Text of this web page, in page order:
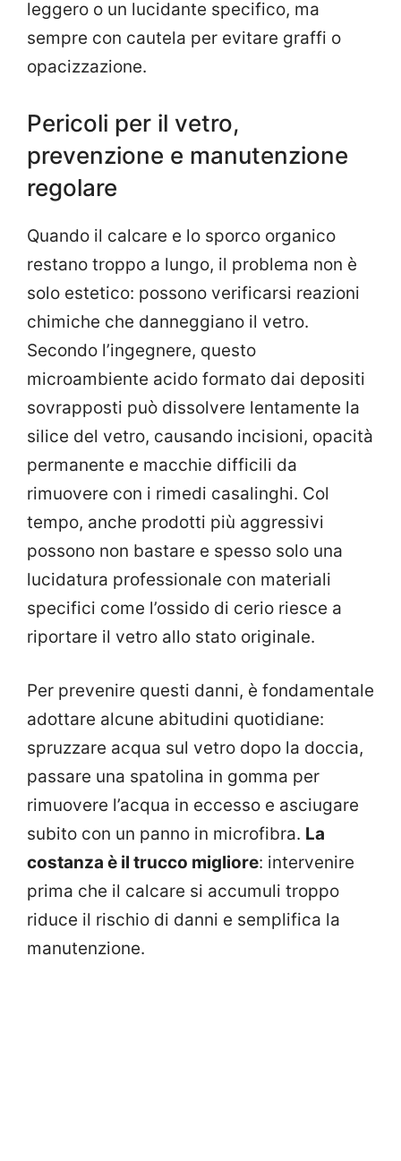
leggero o un lucidante specifico, ma
sempre con cautela per evitare graffi o
opacizzazione.
Pericoli per il vetro,
prevenzione e manutenzione
regolare
Quando il calcare e lo sporco organico
restano troppo a lungo, il problema non è
solo estetico: possono verificarsi reazioni
chimiche che danneggiano il vetro.
Secondo l’ingegnere, questo
microambiente acido formato dai depositi
sovrapposti può dissolvere lentamente la
silice del vetro, causando incisioni, opacità
permanente e macchie difficili da
rimuovere con i rimedi casalinghi. Col
tempo, anche prodotti più aggressivi
possono non bastare e spesso solo una
lucidatura professionale con materiali
specifici come l’ossido di cerio riesce a
riportare il vetro allo stato originale.
Per prevenire questi danni, è fondamentale
adottare alcune abitudini quotidiane:
spruzzare acqua sul vetro dopo la doccia,
passare una spatolina in gomma per
rimuovere l’acqua in eccesso e asciugare
subito con un panno in microfibra. La
costanza è il trucco migliore: intervenire
prima che il calcare si accumuli troppo
riduce il rischio di danni e semplifica la
manutenzione.